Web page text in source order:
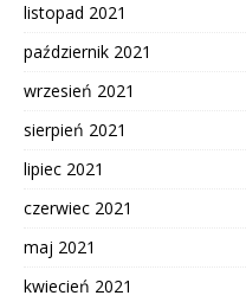
listopad 2021
październik 2021
wrzesień 2021
sierpień 2021
lipiec 2021
czerwiec 2021
maj 2021
kwiecień 2021